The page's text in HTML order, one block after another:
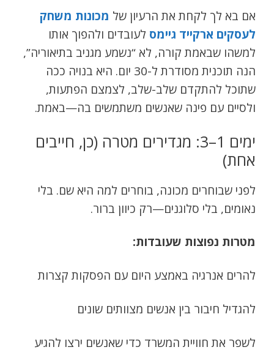
אם בא לך לקחת את הרעיון של מכונות משחק
לעסקים ארקייד גיימס לעובדים ולהפוך אותו
למשהו שבאמת קורה, לא “נשמע מגניב בתיאוריה”,
הנה תוכנית מסודרת ל-30 יום. היא בנויה ככה
שתוכל להתקדם שלב-שלב, לצמצם הפתעות,
ולסיים עם פינה שאנשים משתמשים בה—באמת.
ימים 1–3: מגדירים מטרה (כן, חייבים
אחת)
לפני שבוחרים מכונה, בוחרים למה היא שם. בלי
נאומים, בלי סלוגנים—רק כיוון ברור.
מטרות נפוצות שעובדות:
להרים אנרגיה באמצע היום עם הפסקות קצרות
להגדיל חיבור בין אנשים מצוותים שונים
לשפר את חוויית המשרד כדי שאנשים ירצו להגיע